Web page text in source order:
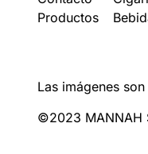
Productos
Las imágenes
©2023 MANNAH